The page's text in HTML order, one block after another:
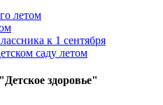
летом
к 1 сентября
саду летом
здоровье"